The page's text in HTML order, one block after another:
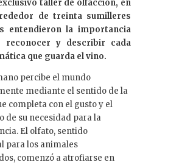
n
taller de olfacción, en
de treinta sumilleres
entendieron la importancia
reconocer y describir cada
que guarda el vino.
percibe el mundo
mediante el sentido de la
completa con el gusto y el
de su necesidad para la
El olfato, sentido
para los animales
comenzó a atrofiarse en